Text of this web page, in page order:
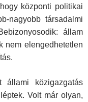
központi politikai
nagyobb társadalmi
állam
nem elengedhetetlen
közigazgatás
Volt már olyan,